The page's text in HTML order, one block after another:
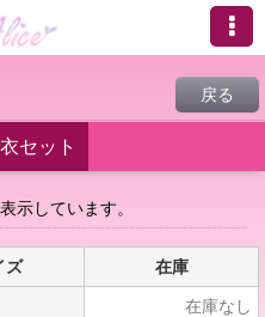
戻る
セット
示しています。
ズ 在庫
在庫なし